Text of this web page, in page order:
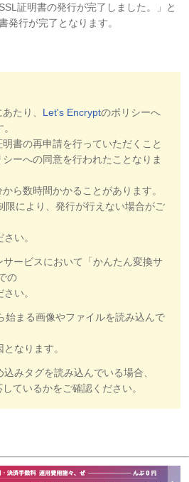
証明書の発行が完了しました。」と
発行が完了となります。
たり、 Let's Encryptのポリシーへ
明書の再申請を行っていただくこと
ーへの同意を行われたことなりま
ら数時間かかることがあります。
限により、発行が行えない場合がご
い。
サービスにおいて「かんたん変換サ
の
い。
始まる画像やファイルを読み込んで
となります。
込みタグを読み込んでいる場合、
ているかをご確認ください。